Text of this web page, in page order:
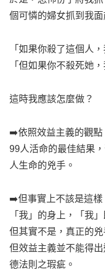
個可憐的婦女抓到我面
「如果你殺了這個人
「但如果你不殺死她
這時我應該怎麼做？
➡️依照效益主義的觀點
99人活命的最佳結果
人生命的兇手。
➡️但事實上不該是這樣
「我」的身上，「我
但其實不是，真正的
但效益主義並不能得
德法則之瑕疵。